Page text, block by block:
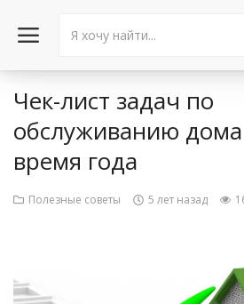
Войти в аккаунт
Каталог товаров
Акции
Чек-лист задач по
обслуживанию
время года
Полезные советы 5 лет назад